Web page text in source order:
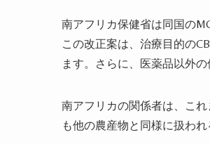
南アフリカ保健省は同国の
この改正案は
治療目的の
ます。さらに、医薬品以外
南アフリカの関係者は
こ
も他の農産物と同様に扱わ